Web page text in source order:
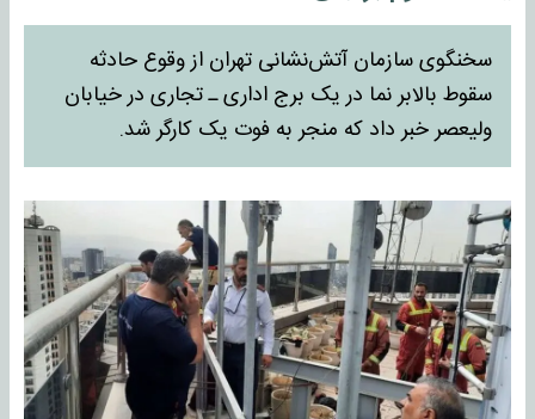
سخنگوی سازمان آتش‌نشانی تهران از وقوع حادثه
سقوط بالابر نما در یک برج اداری ـ تجاری در خیابان
ولیعصر خبر داد که منجر به فوت یک کارگر شد.